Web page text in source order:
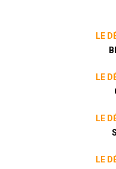
Pour environ 30 minutes
Description : "Préparez
à l'exploration de
Dungeons, un jeu de rôle
reproduire les sensations
explorateur de donjons."
Le Dé Faussé
LE
LE
LE
LE